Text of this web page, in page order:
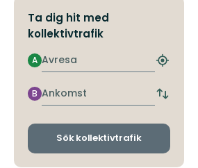
Ta dig hit med
kollektivtrafik
Avresa
A
Hitta
hållplats
Ankomst
B
Byt
och
Sök kollektivtrafik